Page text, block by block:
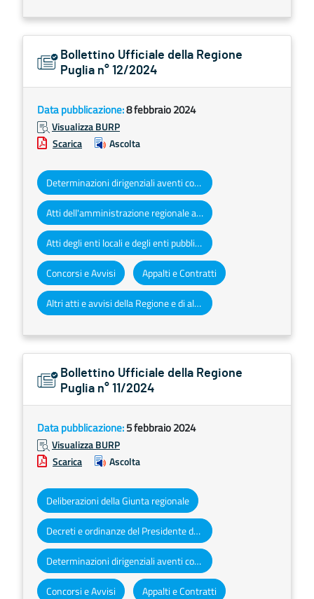
Bollettino Ufficiale della Regione
Puglia n° 12/2024
Data pubblicazione:8 febbraio 2024
Visualizza BURP
Scarica
Ascolta
Determinazioni dirigenziali aventi contenuto di interesse generale
Atti dell'amministrazione regionale ad obbligo di pubblicazione
Atti degli enti locali e degli enti pubblici e privati
Concorsi e Avvisi Appalti e Contratti
Altri atti e avvisi della Regione e di altri enti pubblici che interessano la collettività regionale
Bollettino Ufficiale della Regione
Puglia n° 11/2024
Data pubblicazione:5 febbraio 2024
Visualizza BURP
Scarica
Ascolta
Deliberazioni della Giunta regionale
Decreti e ordinanze del Presidente della Giunta regionale
Determinazioni dirigenziali aventi contenuto di interesse generale
Concorsi e Avvisi Appalti e Contratti